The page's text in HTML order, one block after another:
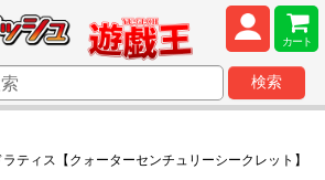
カート
検索
ティス【クォーターセンチュリーシークレット】